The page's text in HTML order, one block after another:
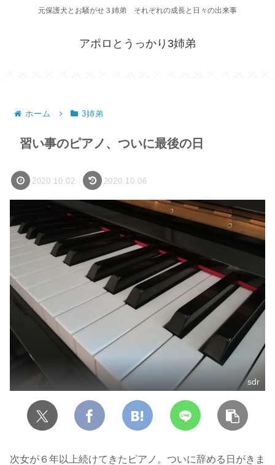
元保護犬とお騒がせ３姉弟 それぞれの成長と日々の出来事
アポロとうっかり3姉弟
ホーム 3姉弟
習い事のピアノ、ついに最後の日
2020.10.02 2020.10.06
sdr
次女が６年以上続けてきたピアノ。ついに辞める日がきま